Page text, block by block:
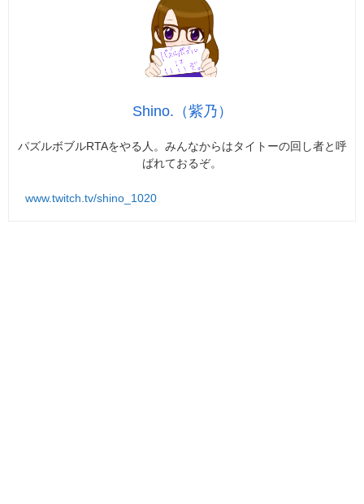
Shino.（紫乃）
パズルボブルRTAをやる人。みんなからはタイトーの回し者と呼
ばれておるぞ。
www.twitch.tv/shino_1020